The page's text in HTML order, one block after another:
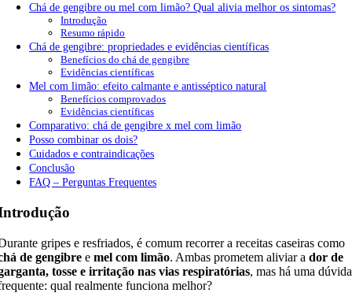
Chá de gengibre ou mel com limão? Qual alivia melhor os sintomas?
Introdução
Resumo rápido
Chá de gengibre: propriedades e evidências científicas
Benefícios do chá de gengibre
Evidências científicas
Mel com limão: efeito calmante e antisséptico natural
Benefícios comprovados
Evidências científicas
Comparativo: chá de gengibre x mel com limão
Posso combinar os dois?
Cuidados e contraindicações
Conclusão
FAQ – Perguntas Frequentes
gripes e resfriados, é comum recorrer a receitas caseiras como
de gengibre emel com limão. Ambas prometem aliviar ador de
tosse e irritação nas vias respiratórias, mas há uma dúvida
qual realmente funciona melhor?